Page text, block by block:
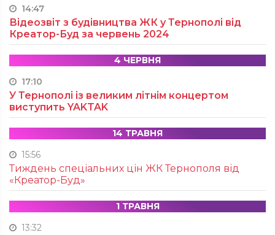
14:47
Відеозвіт з будівництва ЖК у Тернополі від
Креатор-Буд за червень 2024
4 ЧЕРВНЯ
17:10
У Тернополі із великим літнім концертом
виступить YAKTAK
14 ТРАВНЯ
15:56
Тиждень спеціальних цін ЖК Тернополя від
«Креатор-Буд»
1 ТРАВНЯ
13:32